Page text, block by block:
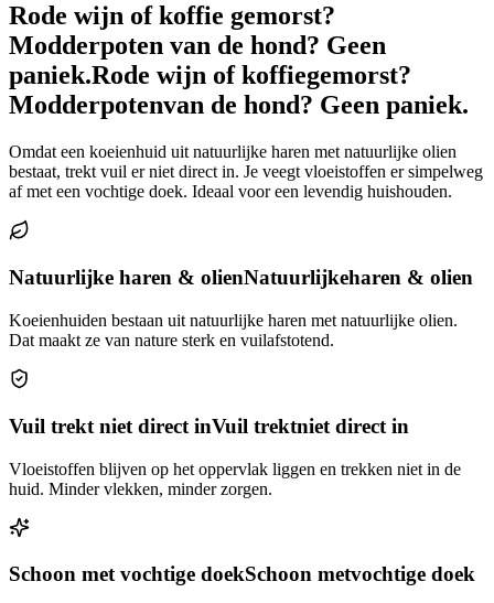
Rode wijn of koffie gemorst?
Modderpoten van de hond? Geen
paniek.Rode wijn of koffiegemorst?
Modderpotenvan de hond? Geen paniek.
Omdat een koeienhuid uit natuurlijke haren met natuurlijke olien
bestaat, trekt vuil er niet direct in. Je veegt vloeistoffen er simpelweg
af met een vochtige doek. Ideaal voor een levendig huishouden.
Natuurlijke haren & olienNatuurlijkeharen & olien
Koeienhuiden bestaan uit natuurlijke haren met natuurlijke olien.
Dat maakt ze van nature sterk en vuilafstotend.
Vuil trekt niet direct inVuil trektniet direct in
Vloeistoffen blijven op het oppervlak liggen en trekken niet in de
huid. Minder vlekken, minder zorgen.
Schoon met vochtige doekSchoon metvochtige doek